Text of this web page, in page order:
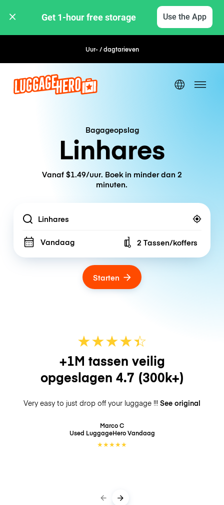
Get 1-hour free storage Use the App
Uur- / dagtarieven Flexibel boeken
Bagageopslag
Linhares
Vanaf $1.49/uur. Boek in minder dan 2
minuten.
Location
Vandaag Number of bags
2 Tassen/koffers
Starten
★★★★☆
★
+1M tassen veilig
opgeslagen 4.7 (300k+)
Very easy to just drop off your luggage !!! See original
Marco C
Used LuggageHeroVandaag
★★★★★